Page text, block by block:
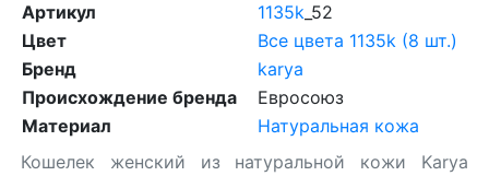
Артикул 1135k _52
Цвет
Все цвета 1135k (8 шт.)
Бренд
karya
Происхождение бренда
Евросоюз
Материал
Натуральная кожа
Кошелек женский из натуральной кожи Karya